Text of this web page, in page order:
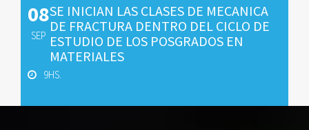
08
SEP
SE INICIAN LAS CLASES DE MECANICA
DE FRACTURA DENTRO DEL CICLO DE
ESTUDIO DE LOS POSGRADOS EN
MATERIALES
9HS.